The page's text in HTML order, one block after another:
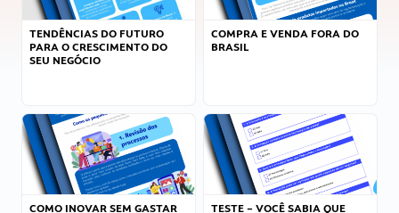
TENDÊNCIAS DO FUTURO
PARA O CRESCIMENTO DO
SEU NEGÓCIO
COMPRA E VENDA FORA DO
BRASIL
COMO INOVAR SEM GASTAR
TESTE – VOCÊ SABIA QUE